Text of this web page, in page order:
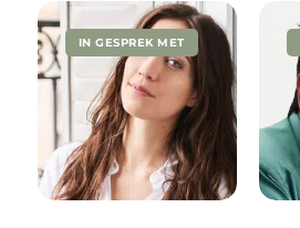
IN GESPREK MET